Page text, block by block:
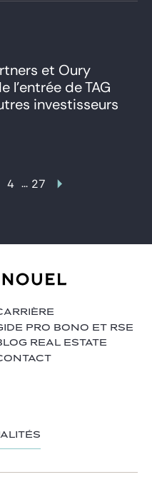
et Oury
l’entrée de TAG
investisseurs
4 ... 27
PRO BONO ET RSE
REAL ESTATE